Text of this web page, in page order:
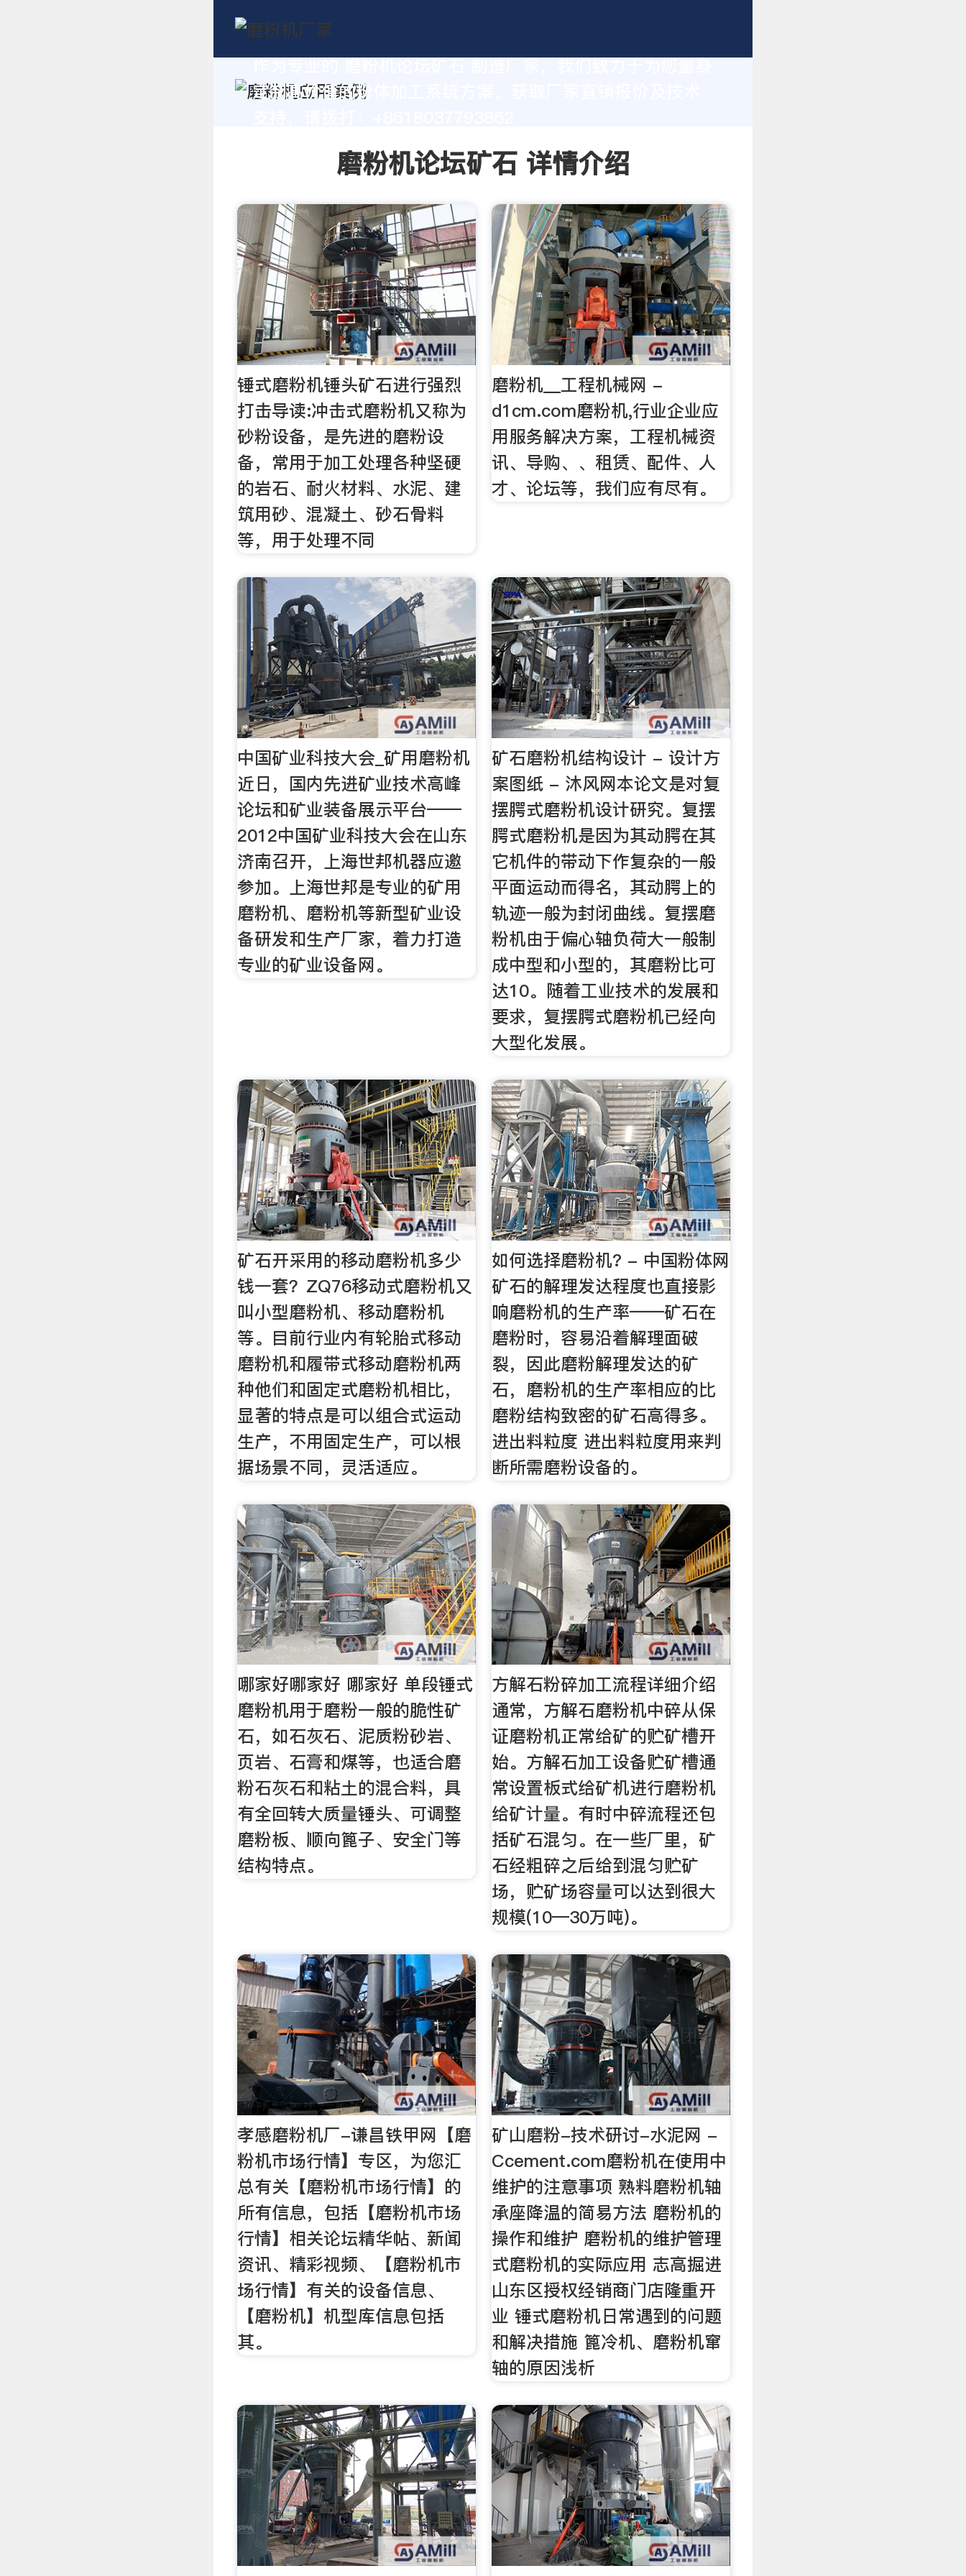
定制高价值的粉体加工系统方案。获取厂家直销报价及技术
磨粉机论坛矿石 详情介绍
锤式磨粉机锤头矿石进行强烈
打击导读:冲击式磨粉机又称为
砂粉设备，是先进的磨粉设
备，常用于加工处理各种坚硬
的岩石、耐火材料、水泥、建
筑用砂、混凝土、砂石骨料
等，用于处理不同
磨粉机__工程机械网 -
d1cm.com磨粉机,行业企业应
用服务解决方案，工程机械资
讯、导购、、租赁、配件、人
才、论坛等，我们应有尽有。
中国矿业科技大会_矿用磨粉机
近日，国内先进矿业技术高峰
论坛和矿业装备展示平台——
2012中国矿业科技大会在山东
济南召开，上海世邦机器应邀
参加。上海世邦是专业的矿用
磨粉机、磨粉机等新型矿业设
备研发和生产厂家，着力打造
专业的矿业设备网。
矿石磨粉机结构设计 - 设计方
案图纸 - 沐风网本论文是对复
摆腭式磨粉机设计研究。复摆
腭式磨粉机是因为其动腭在其
它机件的带动下作复杂的一般
平面运动而得名，其动腭上的
轨迹一般为封闭曲线。复摆磨
粉机由于偏心轴负荷大一般制
成中型和小型的，其磨粉比可
达10。随着工业技术的发展和
要求，复摆腭式磨粉机已经向
大型化发展。
矿石开采用的移动磨粉机多少
钱一套？ZQ76移动式磨粉机又
叫小型磨粉机、移动磨粉机
等。目前行业内有轮胎式移动
磨粉机和履带式移动磨粉机两
种他们和固定式磨粉机相比，
显著的特点是可以组合式运动
生产，不用固定生产，可以根
据场景不同，灵活适应。
如何选择磨粉机? - 中国粉体网
矿石的解理发达程度也直接影
响磨粉机的生产率——矿石在
磨粉时，容易沿着解理面破
裂，因此磨粉解理发达的矿
石，磨粉机的生产率相应的比
磨粉结构致密的矿石高得多。
进出料粒度 进出料粒度用来判
断所需磨粉设备的。
哪家好哪家好 哪家好 单段锤式
磨粉机用于磨粉一般的脆性矿
石，如石灰石、泥质粉砂岩、
页岩、石膏和煤等，也适合磨
粉石灰石和粘土的混合料，具
有全回转大质量锤头、可调整
磨粉板、顺向篦子、安全门等
结构特点。
方解石粉碎加工流程详细介绍
通常，方解石磨粉机中碎从保
证磨粉机正常给矿的贮矿槽开
始。方解石加工设备贮矿槽通
常设置板式给矿机进行磨粉机
给矿计量。有时中碎流程还包
括矿石混匀。在一些厂里，矿
石经粗碎之后给到混匀贮矿
场，贮矿场容量可以达到很大
规模(10—30万吨)。
孝感磨粉机厂-谦昌铁甲网【磨
粉机市场行情】专区，为您汇
总有关【磨粉机市场行情】的
所有信息，包括【磨粉机市场
行情】相关论坛精华帖、新闻
资讯、精彩视频、【磨粉机市
场行情】有关的设备信息、
【磨粉机】机型库信息包括
其。
矿山磨粉-技术研讨-水泥网 -
Ccement.com磨粉机在使用中
维护的注意事项 熟料磨粉机轴
承座降温的简易方法 磨粉机的
操作和维护 磨粉机的维护管理
式磨粉机的实际应用 志高掘进
山东区授权经销商门店隆重开
业 锤式磨粉机日常遇到的问题
和解决措施 篦冷机、磨粉机窜
轴的原因浅析